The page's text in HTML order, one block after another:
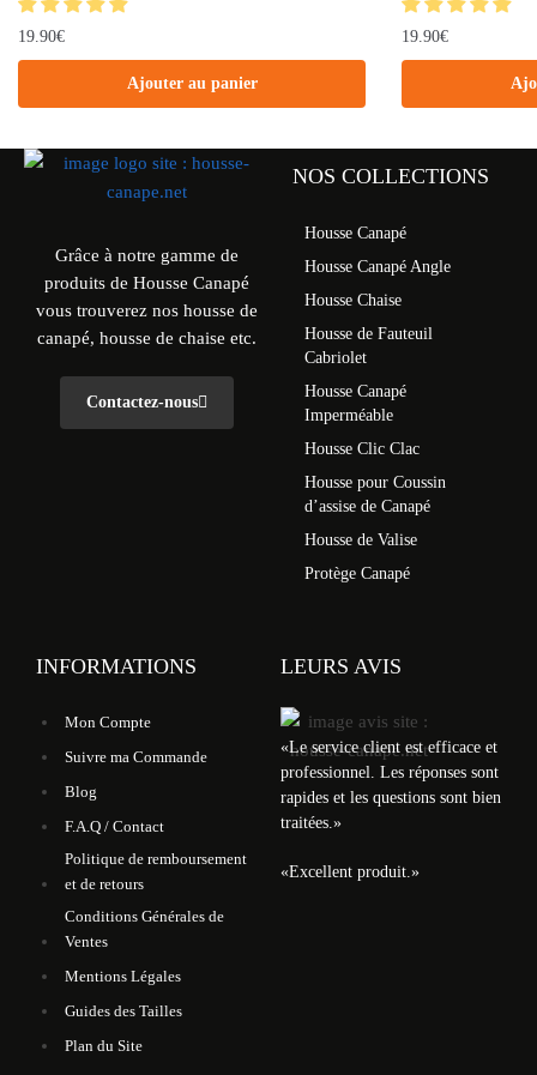
19.90€
Ajouter au panier
19.90€
Grâce à notre gamme de
produits de Housse Canapé
vous trouverez nos housse de
canapé, housse de chaise etc.
Contactez-nous
NOS COLLECTIONS
Housse Canapé
Housse Canapé Angle
Housse Chaise
Housse de Fauteuil
Cabriolet
Housse Canapé
Imperméable
Housse Clic Clac
Housse pour Coussin
d’assise de Canapé
Housse de Valise
Protège Canapé
INFORMATIONS
Mon Compte
Suivre ma Commande
Blog
F.A.Q / Contact
Politique de remboursement
et de retours
Conditions Générales de
Ventes
Mentions Légales
Guides des Tailles
Plan du Site
LEURS AVIS
«Le service client est efficace et
professionnel. Les réponses sont
rapides et les questions sont bien
traitées. »
«Excellent produit. »